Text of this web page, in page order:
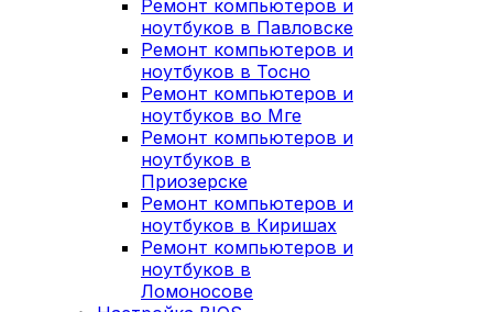
Ремонт компьютеров и
ноутбуков в Павловске
Ремонт компьютеров и
ноутбуков в Тосно
Ремонт компьютеров и
ноутбуков во Мге
Ремонт компьютеров и
ноутбуков в
Приозерске
Ремонт компьютеров и
ноутбуков в Киришах
Ремонт компьютеров и
ноутбуков в
Ломоносове